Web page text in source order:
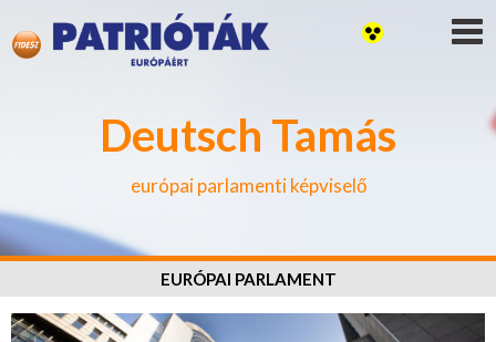
Deutsch Tamás
európai parlamenti képviselő
EURÓPAI PARLAMENT